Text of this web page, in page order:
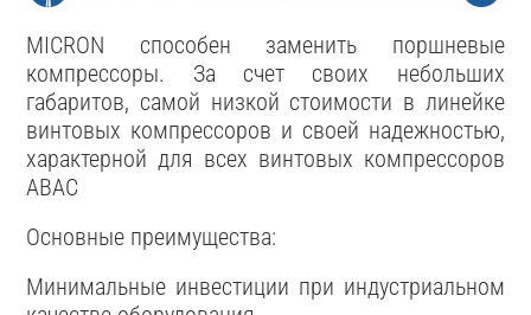
MICRON способен заменить поршневые
компрессоры. За счет своих небольших
габаритов, самой низкой стоимости в линейке
винтовых компрессоров и своей надежностью,
характерной для всех винтовых компрессоров
АВАС
Основные преимущества:
Минимальные инвестиции при индустриальном